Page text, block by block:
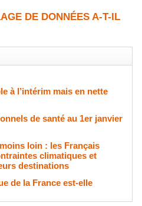
DE DONNÉES A-T-IL
à l’intérim mais en nette
de santé au 1er janvier
loin : les Français
climatiques et
destinations
de la France est-elle